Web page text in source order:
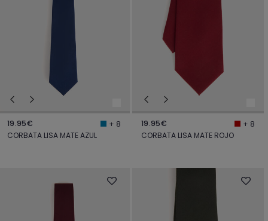
19.95€
+ 8
CORBATA LISA MATE AZUL
19.95€
+ 8
CORBATA LISA MATE ROJO